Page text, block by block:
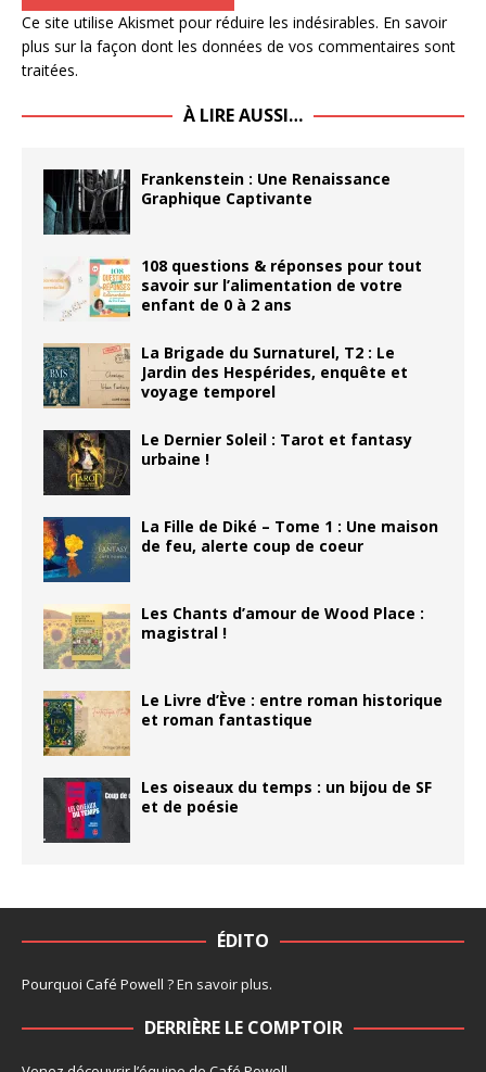
Ce site utilise Akismet pour réduire les indésirables. En savoir
plus sur la façon dont les données de vos commentaires sont
traitées.
À LIRE AUSSI…
Frankenstein : Une Renaissance
Graphique Captivante
108 questions & réponses pour tout
savoir sur l’alimentation de votre
enfant de 0 à 2 ans
La Brigade du Surnaturel, T2 : Le
Jardin des Hespérides, enquête et
voyage temporel
Le Dernier Soleil : Tarot et fantasy
urbaine !
La Fille de Diké – Tome 1 : Une maison
de feu, alerte coup de coeur
Les Chants d’amour de Wood Place :
magistral !
Le Livre d’Ève : entre roman historique
et roman fantastique
Les oiseaux du temps : un bijou de SF
et de poésie
ÉDITO
Pourquoi Café Powell ?En savoir plus.
DERRIÈRE LE COMPTOIR